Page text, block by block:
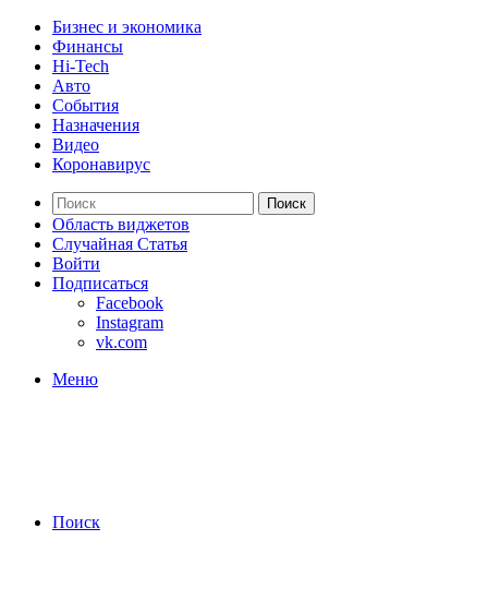
Бизнес и экономика
Финансы
Hi-Tech
Авто
События
Назначения
Видео
Коронавирус
Поиск
Область виджетов
Случайная Статья
Войти
Подписаться
Facebook
Instagram
vk.com
Меню
Поиск